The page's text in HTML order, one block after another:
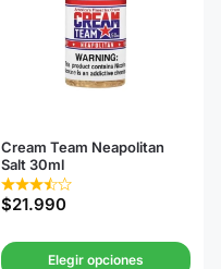
Cream Team Neapolitan
Salt 30ml
$21.990
Elegir opciones